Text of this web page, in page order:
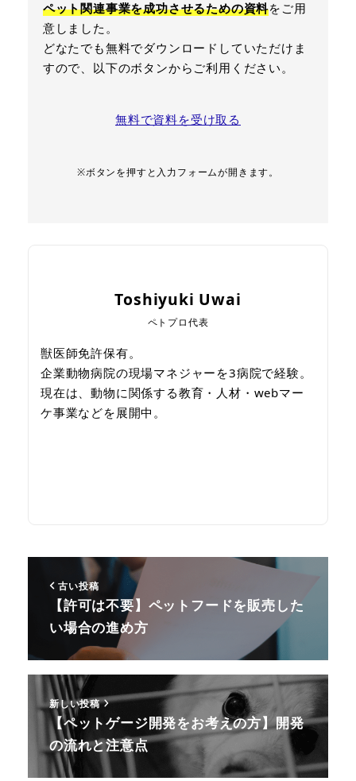
ペット関連事業を成功させるための資料をご用
意しました。
どなたでも無料でダウンロードしていただけま
すので、以下のボタンからご利用ください。
無料で資料を受け取る
※ボタンを押すと入力フォームが開きます。
Toshiyuki Uwai
ペトプロ代表
獣医師免許保有。
企業動物病院の現場マネジャーを3病院で経験。
現在は、動物に関係する教育・人材・webマー
ケ事業などを展開中。
古い投稿
【許可は不要】ペットフードを販売した
い場合の進め方
新しい投稿
【ペットゲージ開発をお考えの方】開発
の流れと注意点